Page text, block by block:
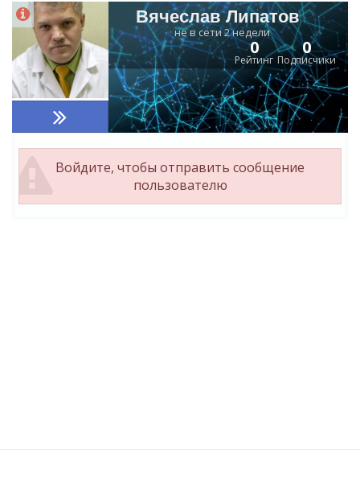
Вячеслав Липатов
не в сети 2 недели
Рейтинг
0
Подписчики
0
Войдите, чтобы отправить сообщение
пользователю